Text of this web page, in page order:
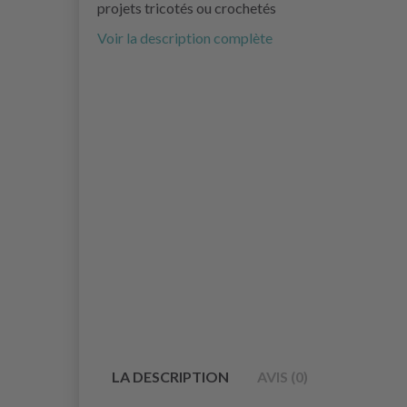
projets tricotés ou crochetés
Voir la description complète
LA DESCRIPTION AVIS (0)